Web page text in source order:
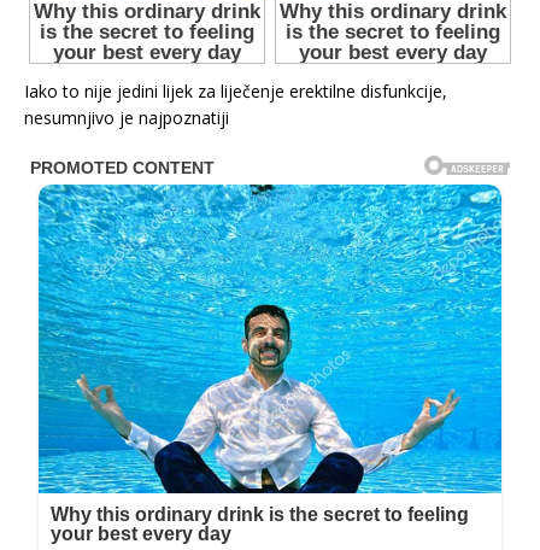
Iako to nije jedini lijek za liječenje erektilne disfunkcije,
nesumnjivo je najpoznatiji